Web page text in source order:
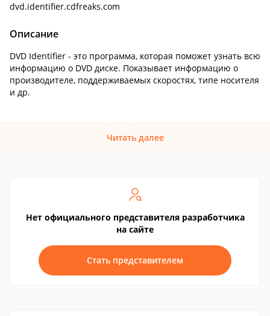
dvd.identifier.cdfreaks.com
Описание
DVD Identifier - это программа, которая поможет узнать всю
информацию о DVD диске. Показывает информацию о
производителе, поддерживаемых скоростях, типе носителя
и др.
Читать далее
Нет официального представителя разработчика
на сайте
Стать представителем